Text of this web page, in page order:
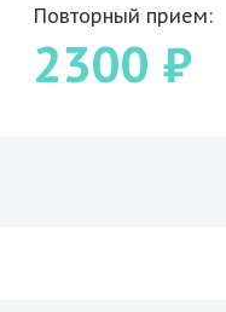
Повторный прием:
2300 ₽